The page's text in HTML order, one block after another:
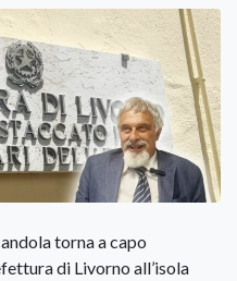
torna a capo
di Livorno all’isola